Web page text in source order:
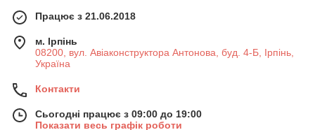
Працює з 21.06.2018
м. Ірпінь
08200, вул. Авіаконструктора Антонова, буд. 4-Б, Ірпінь,
Україна
Контакти
Сьогодні працює з 09:00 до 19:00
Показати весь графік роботи